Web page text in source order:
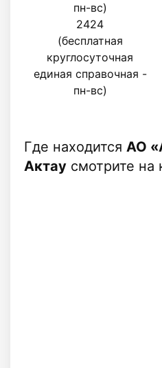
пн-вс)
2424
(бесплатная
круглосуточная
единая справочная -
пн-вс)
Где находится АО
Актау смотрите на